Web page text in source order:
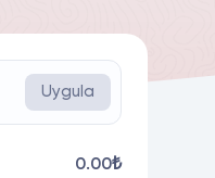
Uygula
0.00₺